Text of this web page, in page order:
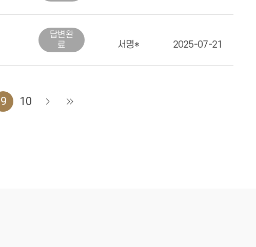
답변완
료
서명* 2025-07-21
9 10